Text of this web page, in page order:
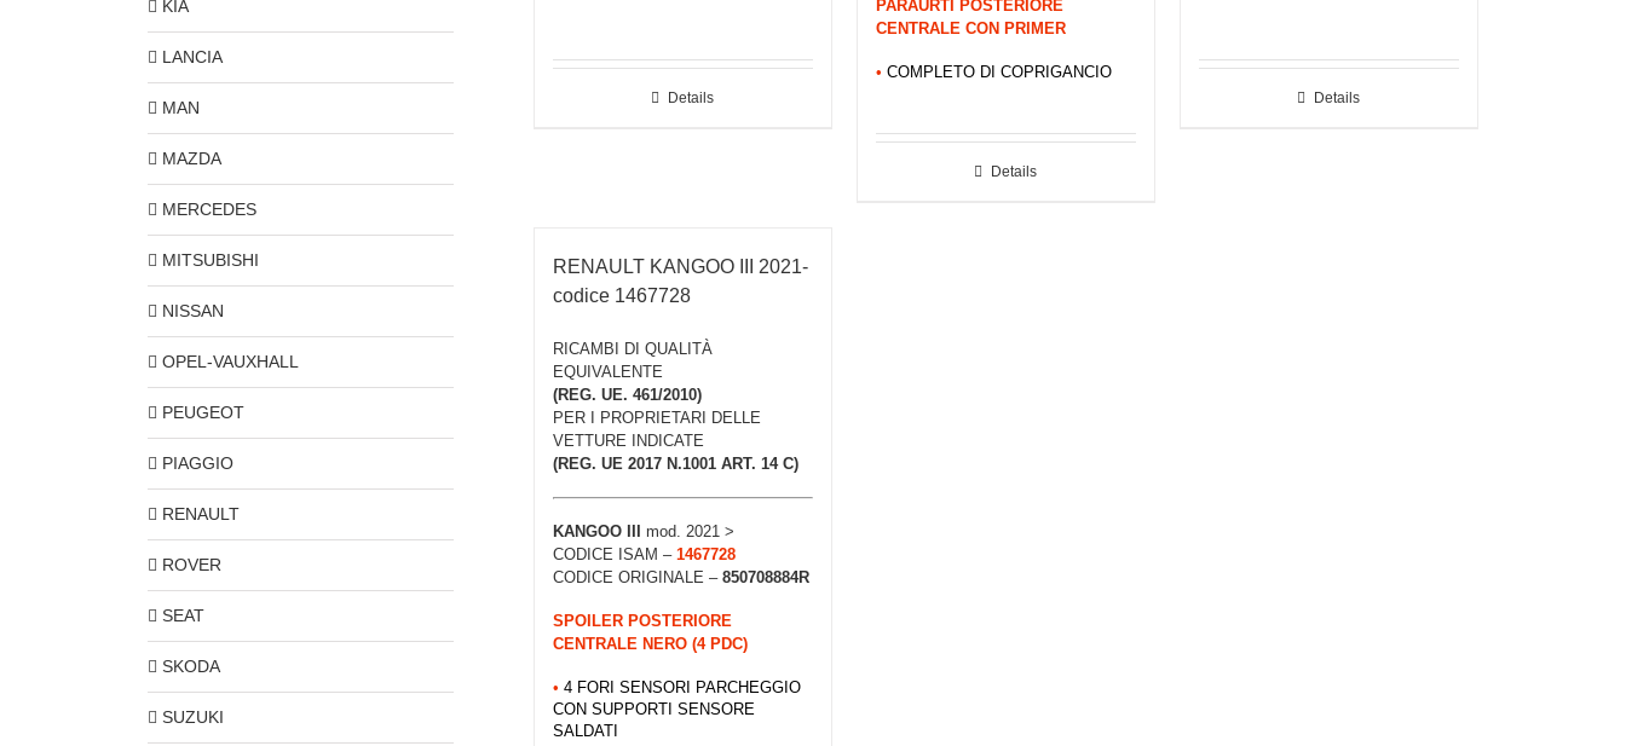
Details
PARAURTI POSTERIORE
CENTRALE CON PRIMER
• COMPLETO DI COPRIGANCIO
Details
Details
RENAULT KANGOO III 2021-
codice 1467728
RICAMBI DI QUALITÀ
EQUIVALENTE
(REG. UE. 461/2010)
PER I PROPRIETARI DELLE
VETTURE INDICATE
(REG. UE 2017 N.1001 ART. 14 C)
KANGOO III mod. 2021 >
CODICE ISAM – 1467728
CODICE ORIGINALE – 850708884R
SPOILER POSTERIORE
CENTRALE NERO (4 PDC)
• 4 FORI SENSORI PARCHEGGIO
CON SUPPORTI SENSORE
SALDATI
KIA
LANCIA
MAN
MAZDA
MERCEDES
MITSUBISHI
NISSAN
OPEL-VAUXHALL
PEUGEOT
PIAGGIO
RENAULT
ROVER
SEAT
SKODA
SUZUKI